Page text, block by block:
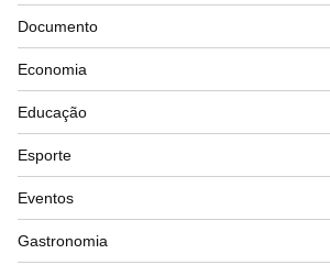
Documento
Economia
Educação
Esporte
Eventos
Gastronomia